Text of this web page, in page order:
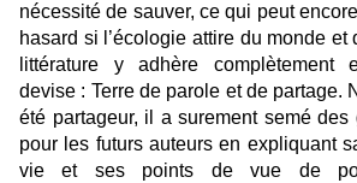
nécessité de sauver, ce qui peut
hasard si l’écologie attire du monde
littérature y adhère complètement
devise : Terre de parole et de partage.
été partageur, il a surement semé
pour les futurs auteurs en expliquant
vie et ses points de vue de